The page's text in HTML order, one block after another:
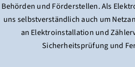
Behörden und Förderstellen. Als
uns selbstverständlich auch um
an Elektroinstallation und
Sicherheitsprüfung und